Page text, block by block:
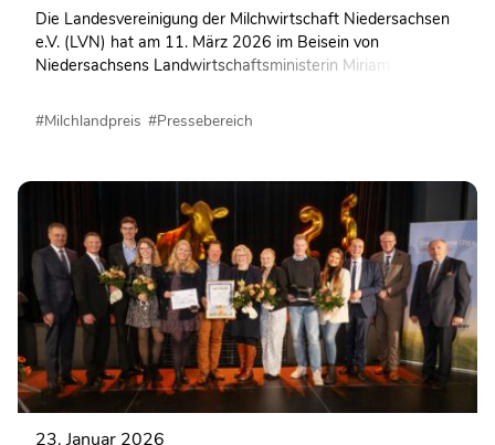
Die Landesvereinigung der Milchwirtschaft Niedersachsen
e.V. (LVN) hat am 11. März 2026 im Beisein von
Niedersachsens Landwirtschaftsministerin Miriam Staudte
in Oldenburg eine lebensgroße goldene Kuh-Statue mit
dem Namen „Olga“ aufgestellt.
#Milchlandpreis #Pressebereich
23. Januar 2026